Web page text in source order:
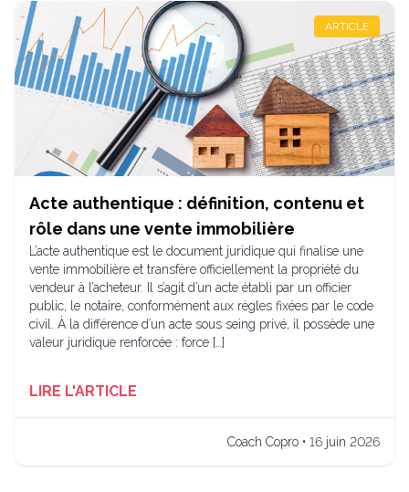
ARTICLE
Acte authentique : définition, contenu et
rôle dans une vente immobilière
L’acte authentique est le document juridique qui finalise une
vente immobilière et transfère officiellement la propriété du
vendeur à l’acheteur. Il s’agit d’un acte établi par un officier
public, le notaire, conformément aux règles fixées par le code
civil. À la différence d’un acte sous seing privé, il possède une
valeur juridique renforcée : force […]
LIRE L'ARTICLE
Coach Copro • 16 juin 2026